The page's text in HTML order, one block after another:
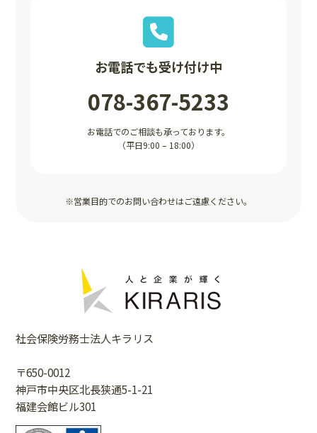
お電話でも受け付け中
078-367-5233
お電話でのご相談も承っております。
（平日9:00 – 18:00）
※営業目的でのお問い合わせはご遠慮ください。
社会保険労務士法人キラリス
〒650-0012
神戸市中央区北長狭通5-1-21
福建会館ビル301